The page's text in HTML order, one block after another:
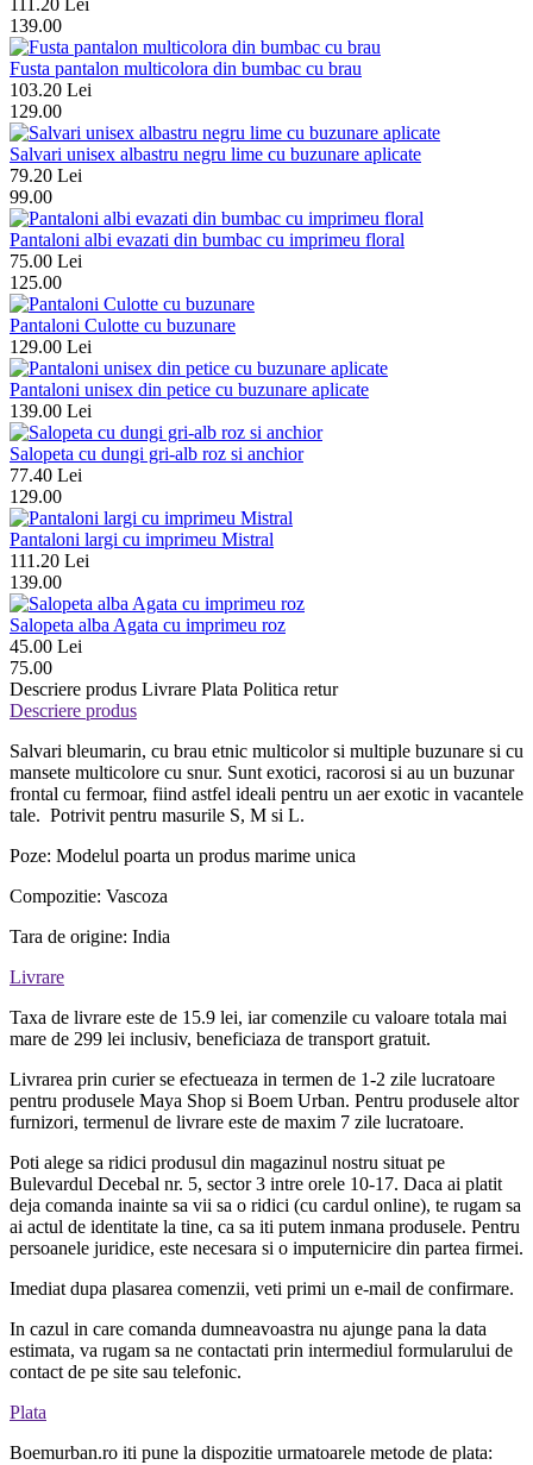
111.20 Lei
139.00
Fusta pantalon multicolora din bumbac cu brau
103.20 Lei
129.00
Salvari unisex albastru negru lime cu buzunare aplicate
79.20 Lei
99.00
Pantaloni albi evazati din bumbac cu imprimeu floral
75.00 Lei
125.00
Pantaloni Culotte cu buzunare
129.00 Lei
Pantaloni unisex din petice cu buzunare aplicate
139.00 Lei
Salopeta cu dungi gri-alb roz si anchior
77.40 Lei
129.00
Pantaloni largi cu imprimeu Mistral
111.20 Lei
139.00
Salopeta alba Agata cu imprimeu roz
45.00 Lei
75.00
Descriere produs Livrare Plata Politica retur
Descriere produs
Salvari bleumarin, cu brau etnic multicolor si multiple buzunare si cu
mansete multicolore cu snur. Sunt exotici, racorosi si au un buzunar
frontal cu fermoar, fiind astfel ideali pentru un aer exotic in vacantele
tale. Potrivit pentru masurile S, M si L.
Poze: Modelul poarta un produs marime unica
Compozitie: Vascoza
Tara de origine: India
Livrare
Taxa de livrare este de 15.9 lei, iar comenzile cu valoare totala mai
mare de 299 lei inclusiv, beneficiaza de transport gratuit.
Livrarea prin curier se efectueaza in termen de 1-2 zile lucratoare
pentru produsele Maya Shop si Boem Urban. Pentru produsele altor
furnizori, termenul de livrare este de maxim 7 zile lucratoare.
Poti alege sa ridici produsul din magazinul nostru situat pe
Bulevardul Decebal nr. 5, sector 3 intre orele 10-17. Daca ai platit
deja comanda inainte sa vii sa o ridici (cu cardul online), te rugam sa
ai actul de identitate la tine, ca sa iti putem inmana produsele. Pentru
persoanele juridice, este necesara si o imputernicire din partea firmei.
Imediat dupa plasarea comenzii, veti primi un e-mail de confirmare.
In cazul in care comanda dumneavoastra nu ajunge pana la data
estimata, va rugam sa ne contactati prin intermediul formularului de
contact de pe site sau telefonic.
Plata
Boemurban.ro iti pune la dispozitie urmatoarele metode de plata: